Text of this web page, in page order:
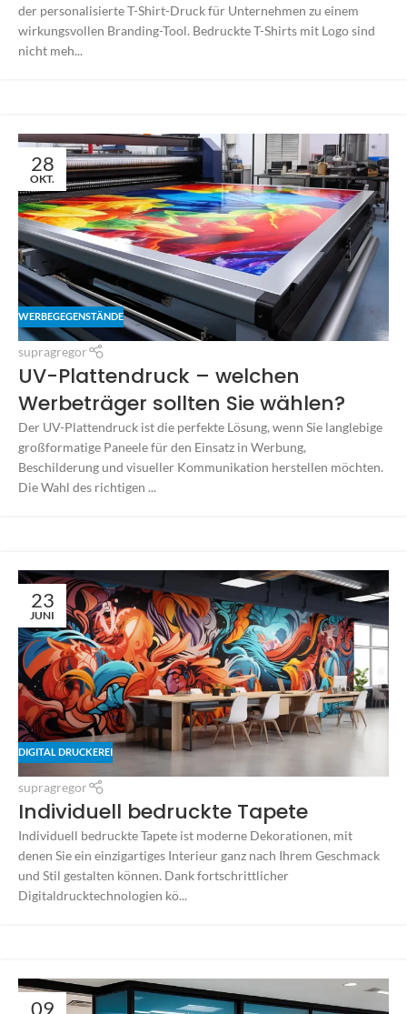
der personalisierte T-Shirt-Druck für Unternehmen zu einem
wirkungsvollen Branding-Tool. Bedruckte T-Shirts mit Logo sind
nicht meh...
28
OKT.
WERBEGEGENSTÄNDE
supragregor
UV-Plattendruck – welchen
Werbeträger sollten Sie wählen?
Der UV-Plattendruck ist die perfekte Lösung, wenn Sie langlebige
großformatige Paneele für den Einsatz in Werbung,
Beschilderung und visueller Kommunikation herstellen möchten.
Die Wahl des richtigen ...
23
JUNI
DIGITAL DRUCKEREI
supragregor
Individuell bedruckte Tapete
Individuell bedruckte Tapete ist moderne Dekorationen, mit
denen Sie ein einzigartiges Interieur ganz nach Ihrem Geschmack
und Stil gestalten können. Dank fortschrittlicher
Digitaldrucktechnologien kö...
09